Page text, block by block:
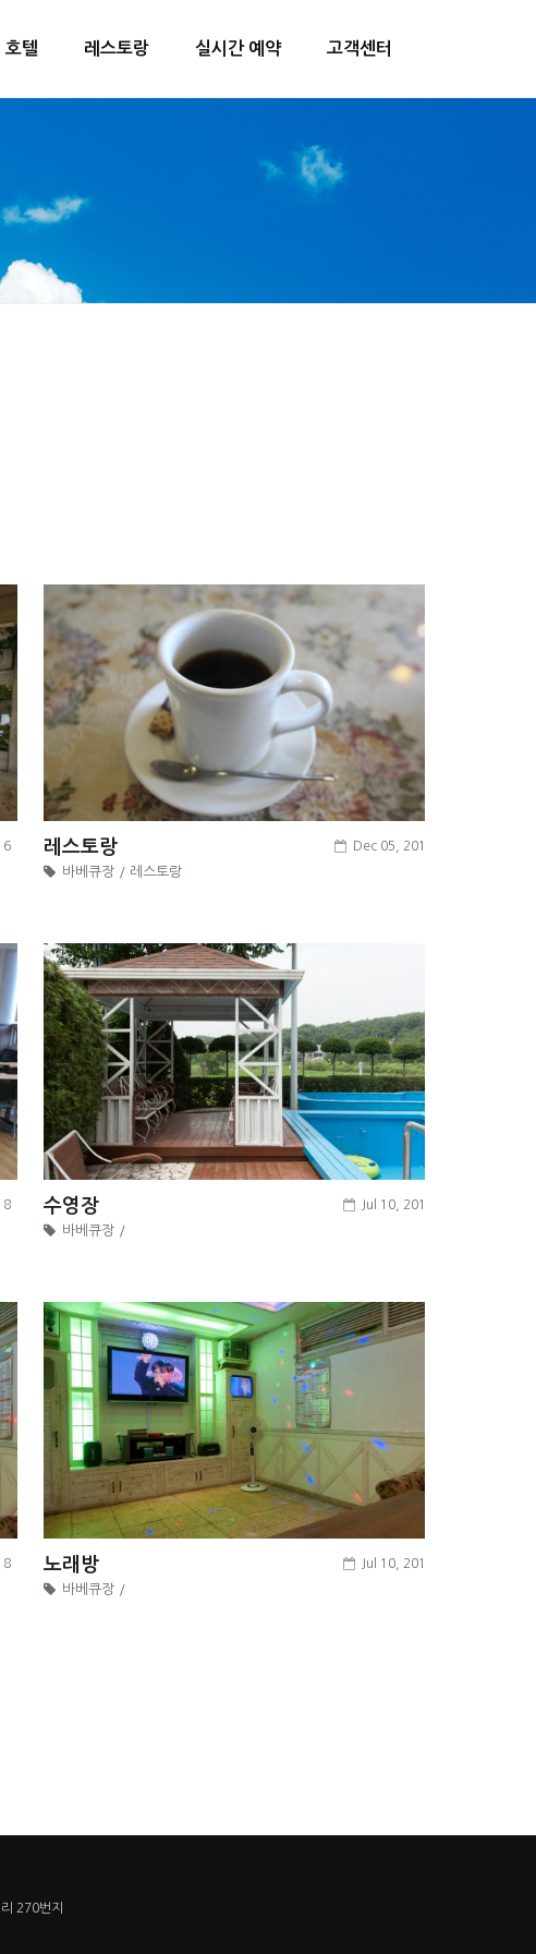
호텔 레스토랑 실시간 예약 고객센터
레스토랑
바베큐장 / 레스토랑
Dec 05, 2016
수영장
바베큐장 /
Jul 10, 2018
노래방
바베큐장 /
Jul 10, 2018
270번지